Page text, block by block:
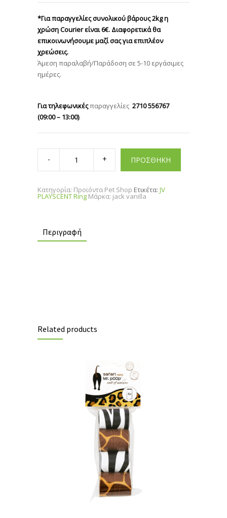
*Για παραγγελίες συνολικού βάρους 2kg η
χρώση Courier είναι 6€. Διαφορετικά θα
επικοινωνήσουμε μαζί σας για επιπλέον
χρεώσεις.
Άμεση παραλαβή/Παράδοση σε 5-10 εργάσιμες
ημέρες.
Για τηλεφωνικέςπαραγγελίες 2710 556767
(09:00 – 13:00).
JV
PLAYSCENT
quantity
ΠΡΟΣΘΗΚΗ
Κατηγορία: Προϊόντα Pet Shop Ετικέτα: JV
PLAYSCENT Ring Μάρκα: jack vanilla
Περιγραφή
Related products